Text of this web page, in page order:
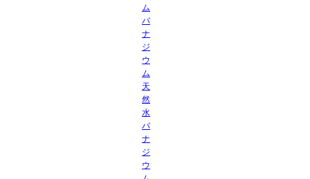
ム
バ
ナ
ジ
ウ
ム
天
然
水
バ
ナ
ジ
ウ